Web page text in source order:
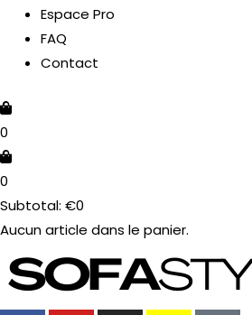
Espace Pro
FAQ
Contact
0
0
Subtotal: €0
Aucun article dans le panier.